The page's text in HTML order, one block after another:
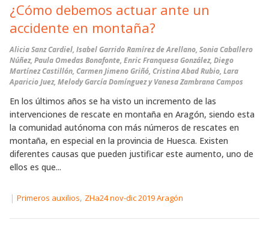
¿Cómo debemos actuar ante un
accidente en montaña?
Alicia Sanz Cardiel, Isabel Garrido Ramírez de Arellano, Sonia Caballero
Núñez, Paula Omedas Bonafonte, Enric Franquesa González, Diego
Martínez Castillón, Carmen Jimeno Griñó, Cristina Abad Rubio, Lara
Aparicio Juez, Melody García Domínguez y Vanesa Zambrana Campos
En los últimos años se ha visto un incremento de las
intervenciones de rescate en montaña en Aragón, siendo esta
la comunidad autónoma con más números de rescates en
montaña, en especial en la provincia de Huesca. Existen
diferentes causas que pueden justificar este aumento, uno de
ellos es que...
| Primeros auxilios, ZHa24 nov-dic 2019 Aragón